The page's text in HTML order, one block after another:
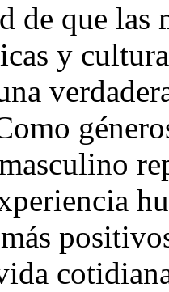
de que las
y